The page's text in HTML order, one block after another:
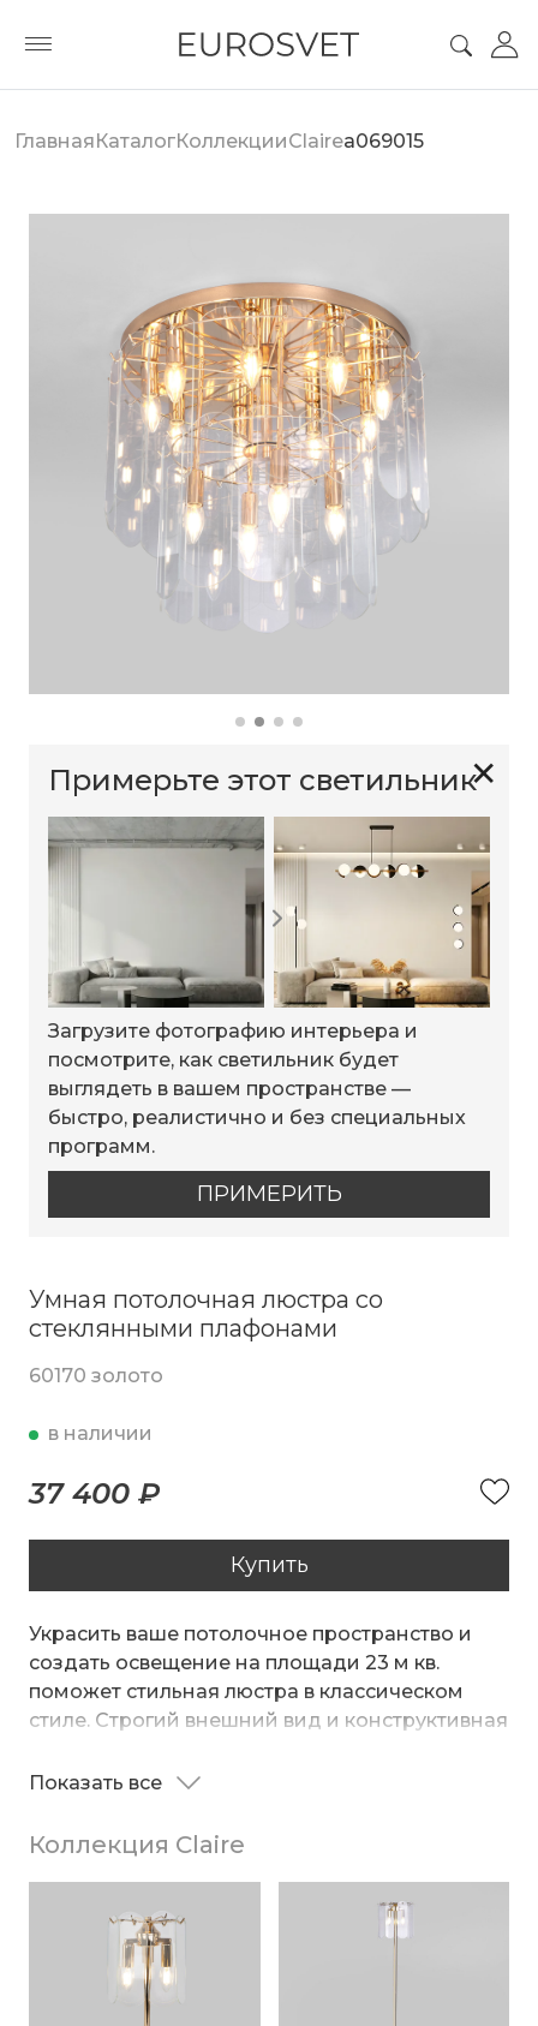
ГлавнаяКаталогКоллекцииClairea069015
✕
Примерьте этот светильник
Загрузите фотографию интерьера и
посмотрите, как светильник будет
выглядеть в вашем пространстве —
быстро, реалистично и без специальных
программ.
ПРИМЕРИТЬ
Умная потолочная люстра со
стеклянными плафонами
60170 золото
в наличии
37 400 ₽
Купить
Украсить ваше потолочное пространство и
создать освещение на площади 23 м кв.
поможет стильная люстра в классическом
стиле. Строгий внешний вид и конструктивная
интерьер классического стиля.
В люстре используются сменные лампы с
мощность 40 Вт. Потолочный светильник
оснащен стеклянными плафонами. В
производстве светильника использован
высококачественный металл с надежным
защитным покрытием и закаленное стекло.
Показать все
Коллекция Claire